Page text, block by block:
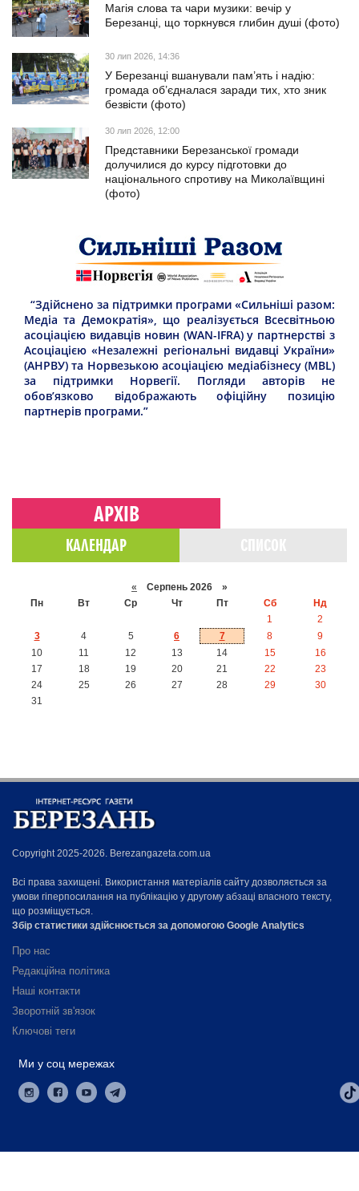
Магія слова та чари музики: вечір у
Березанці, що торкнувся глибин душі (фото)
30 лип 2026, 14:36
У Березанці вшанували пам’ять і надію:
громада об’єдналася заради тих, хто зник
безвісти (фото)
30 лип 2026, 12:00
Представники Березанської громади
долучилися до курсу підготовки до
національного спротиву на Миколаївщині
(фото)
“Здійснено за підтримки програми «Сильніші разом:
Медіа та Демократія», що реалізується Всесвітньою
асоціацією видавців новин (WAN-IFRA) у партнерстві з
Асоціацією «Незалежні регіональні видавці України»
(АНРВУ) та Норвезькою асоціацією медіабізнесу (MBL)
за підтримки Норвегії. Погляди авторів не
обов’язково відображають офіційну позицію
партнерів програми.”
АРХІВ
КАЛЕНДАР
« Серпень 2026 »
Пн
Вт Ср Чт Пт Сб
Нд
1
2
3
4 5 6 7 8
9
10
11 12 13 14 15
16
17
18 19 20 21 22
23
24
25 26 27 28 29
30
31
Copyright 2025-2026. Berezangazeta.com.ua
Всі права захищені. Використання матеріалів сайту дозволяється за
умови гіперпосилання на публікацію у другому абзаці власного тексту,
що розміщується.
Збір статистики здійснюється за допомогою Google Analytics
Про нас
Редакційна політика
Наші контакти
Зворотній зв'язок
Ключові теги
Ми у соц мережах